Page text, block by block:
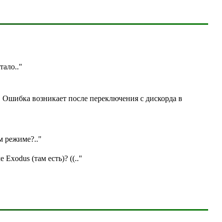
.."
возникает после переключения с дискорда в
режиме?.."
(там есть)? ((.."